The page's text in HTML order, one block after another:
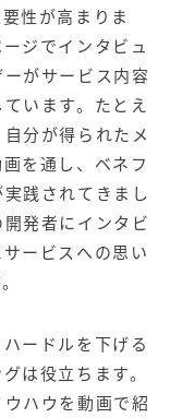
性が高まりま
ジでインタビュ
がサービス内容
います。たとえ
分が得られたメ
を通し、ベネフ
践されてきまし
発者にインタビ
ービスへの思い
ードルを下げる
は役立ちます。
ハウを動画で紹